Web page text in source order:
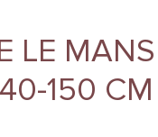
LE
150